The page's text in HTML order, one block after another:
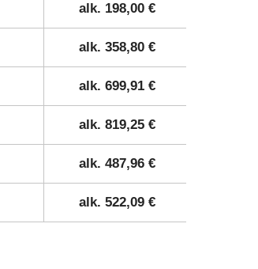
alk. 198,00 €
alk. 358,80 €
alk. 699,91 €
alk. 819,25 €
alk. 487,96 €
alk. 522,09 €